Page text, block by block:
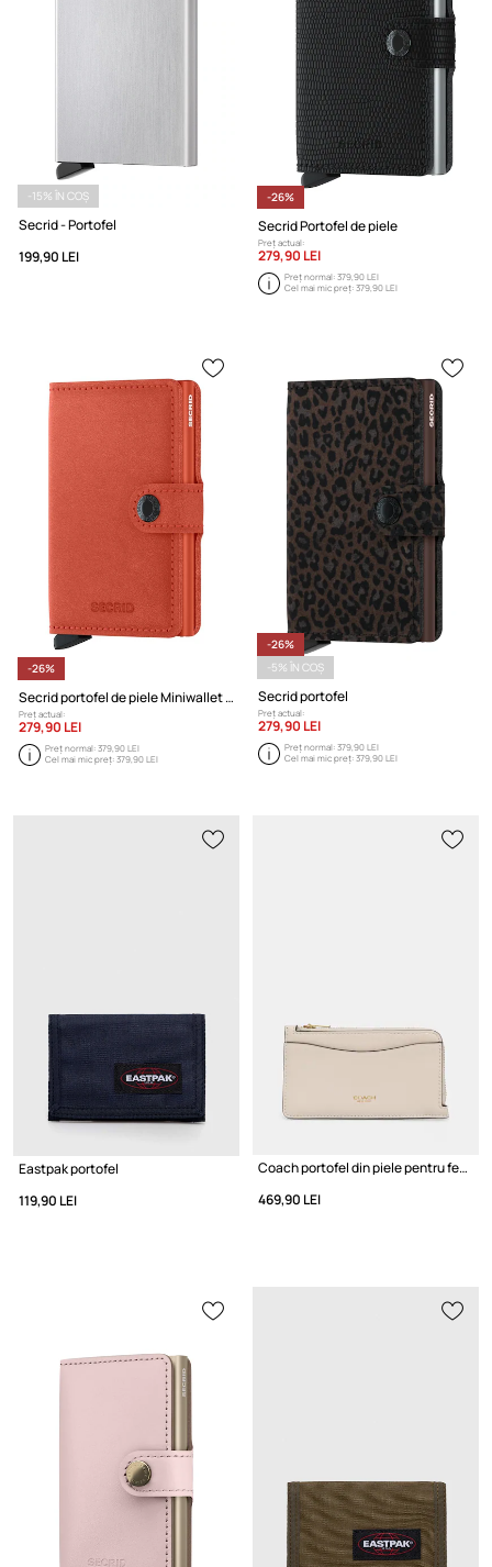
-15% ÎN COȘ
Secrid - Portofel
199,90 LEI
-26%
Secrid Portofel de piele
Preț actual:
279,90 LEI
Preț normal:379,90 LEI
Cel mai mic preț:379,90 LEI
-26%
Secrid portofel de piele Miniwallet Original Orange
Preț actual:
279,90 LEI
Preț normal:379,90 LEI
Cel mai mic preț:379,90 LEI
-26%
-5% ÎN COȘ
Secrid portofel
Preț actual:
279,90 LEI
Preț normal:379,90 LEI
Cel mai mic preț:379,90 LEI
Eastpak portofel
119,90 LEI
Coach portofel din piele pentru femei
469,90 LEI